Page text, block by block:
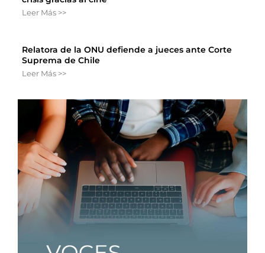
Leer Más >>
Relatora de la ONU defiende a jueces ante Corte
Suprema de Chile
Leer Más >>